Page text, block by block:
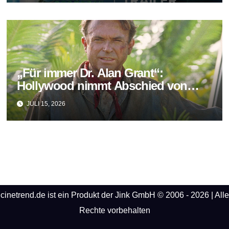
„Für immer Dr. Alan Grant“:
Hollywood nimmt Abschied von
Sam Neill
JULI 15, 2026
cinetrend.de ist ein Produkt der Jink GmbH © 2006 - 2026 | Alle
Rechte vorbehalten